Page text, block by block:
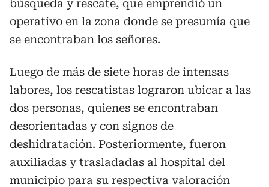
búsqueda y rescate, que emprendió un
operativo en la zona donde se presumía que
se encontraban los señores.
Luego de más de siete horas de intensas
labores, los rescatistas lograron ubicar a las
dos personas, quienes se encontraban
desorientadas y con signos de
deshidratación. Posteriormente, fueron
auxiliadas y trasladadas al hospital del
municipio para su respectiva valoración